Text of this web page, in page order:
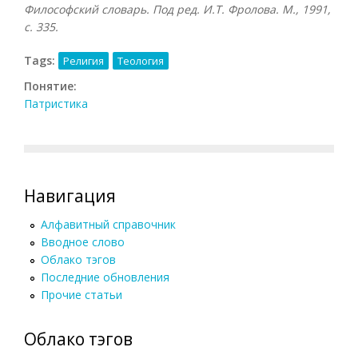
Философский словарь. Под ред. И.Т. Фролова. М., 1991,
с. 335.
Tags: Религия Теология
Понятие:
Патристика
Навигация
Алфавитный справочник
Вводное слово
Облако тэгов
Последние обновления
Прочие статьи
Облако тэгов